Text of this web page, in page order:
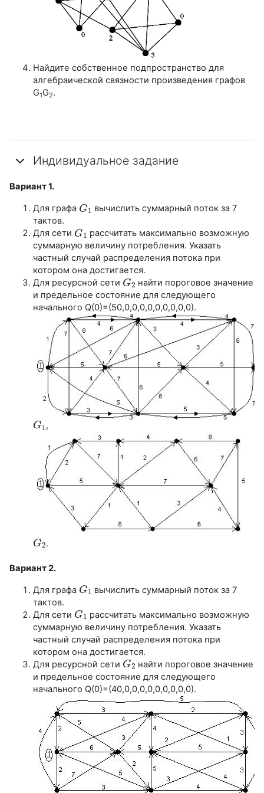
Найдите собственное подпространство для
алгебраической связности произведения графов
G1G2.
Индивидуальное задание
Вариант 1.
Для графа G1
G1 вычислить суммарный поток за 7
тактов.
Для сети G1
G1 рассчитать максимально возможную
суммарную величину потребления. Указать
частный случай распределения потока при
котором она достигается.
Для ресурсной сети G2
G2 найти пороговое значение
и предельное состояние для следующего
начального Q(0)=(50,0,0,0,0,0,0,0,0,0).
G1
G1 ,
G2
G2.
Вариант 2.
Для графа G1
G1 вычислить суммарный поток за 7
тактов.
Для сети G1
G1 рассчитать максимально возможную
суммарную величину потребления. Указать
частный случай распределения потока при
котором она достигается.
Для ресурсной сети G2
G2 найти пороговое значение
и предельное состояние для следующего
начального Q(0)=(40,0,0,0,0,0,0,0,0,0).